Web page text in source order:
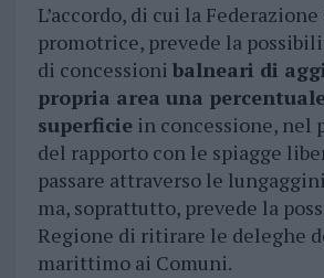
L’accordo, di cui la
promotrice, prevede la
di concessioni balneari di
propria area una
superficiein concessione, nel
del rapporto con le spiagge
passare attraverso le
ma, soprattutto, prevede la
Regione di ritirare le deleghe
marittimo ai Comuni.